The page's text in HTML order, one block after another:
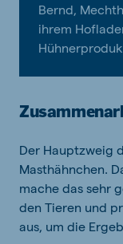
Bernd,
ihrem
Der Hauptzweig
Masthähnchen.
mache das sehr
den Tieren und
aus, um die